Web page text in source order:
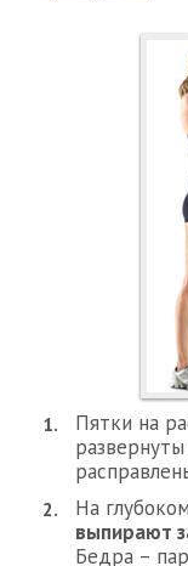
Пятки на
На
выпирают
Бедра –